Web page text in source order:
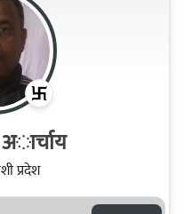
अार्चाय
प्रदेश